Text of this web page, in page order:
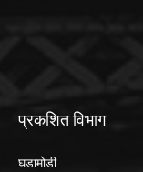
प्रकशित विभाग
घडामोडी